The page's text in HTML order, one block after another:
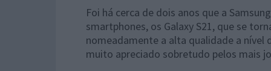
Foi há cerca de dois anos que a
smartphones, os Galaxy S21, que se
nomeadamente a alta qualidade a
muito apreciado sobretudo pelos mais